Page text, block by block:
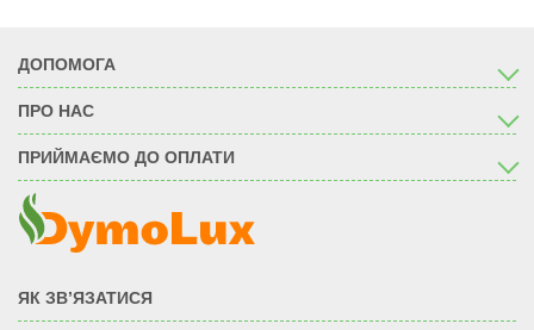
ДОПОМОГА
ПРО НАС
ПРИЙМАЄМО ДО ОПЛАТИ
ЯК ЗВ’ЯЗАТИСЯ